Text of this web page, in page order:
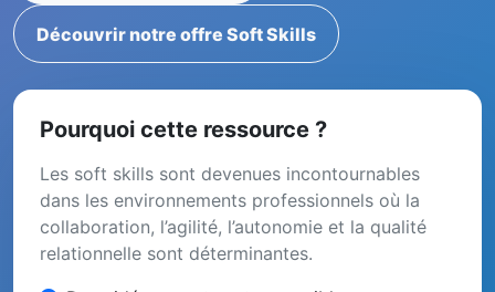
Découvrir notre offre Soft Skills
Pourquoi cette ressource ?
Les soft skills sont devenues incontournables
dans les environnements professionnels où la
collaboration, l’agilité, l’autonomie et la qualité
relationnelle sont déterminantes.